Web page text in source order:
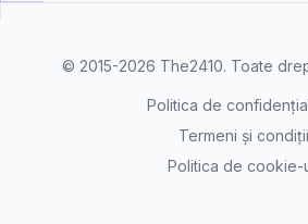
© 2015-2026 The2410. Toate
Politica de
Termeni și condiții
Politica de cookie-